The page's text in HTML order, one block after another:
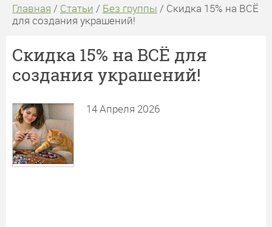
Главная / Статьи / Без группы / Скидка 15% на ВСЁ
для создания украшений!
Скидка 15% на ВСЁ для
создания украшений!
14 Апреля 2026